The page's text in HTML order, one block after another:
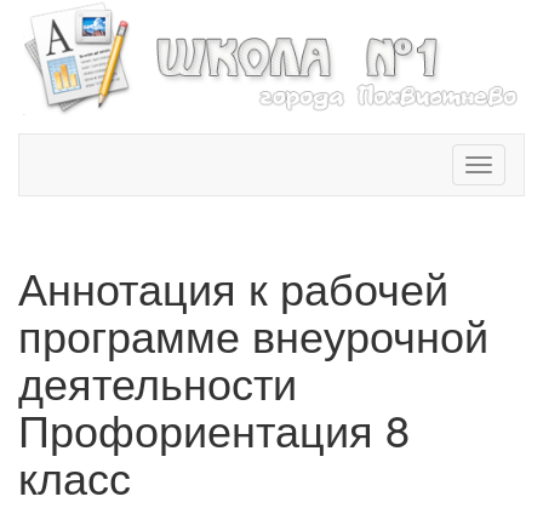
T
o
a
Аннотация к рабочей
программе внеурочной
деятельности
Профориентация 8
класс